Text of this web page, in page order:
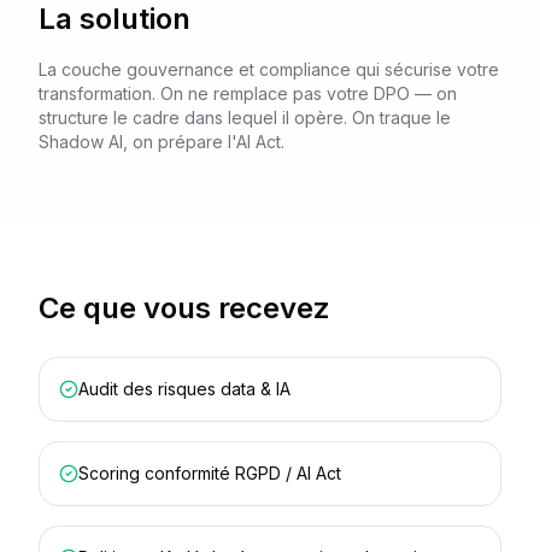
La solution
La couche gouvernance et compliance qui sécurise votre
transformation. On ne remplace pas votre DPO — on
structure le cadre dans lequel il opère. On traque le
Shadow AI, on prépare l'AI Act.
Ce que vous recevez
Audit des risques data & IA
Scoring conformité RGPD / AI Act